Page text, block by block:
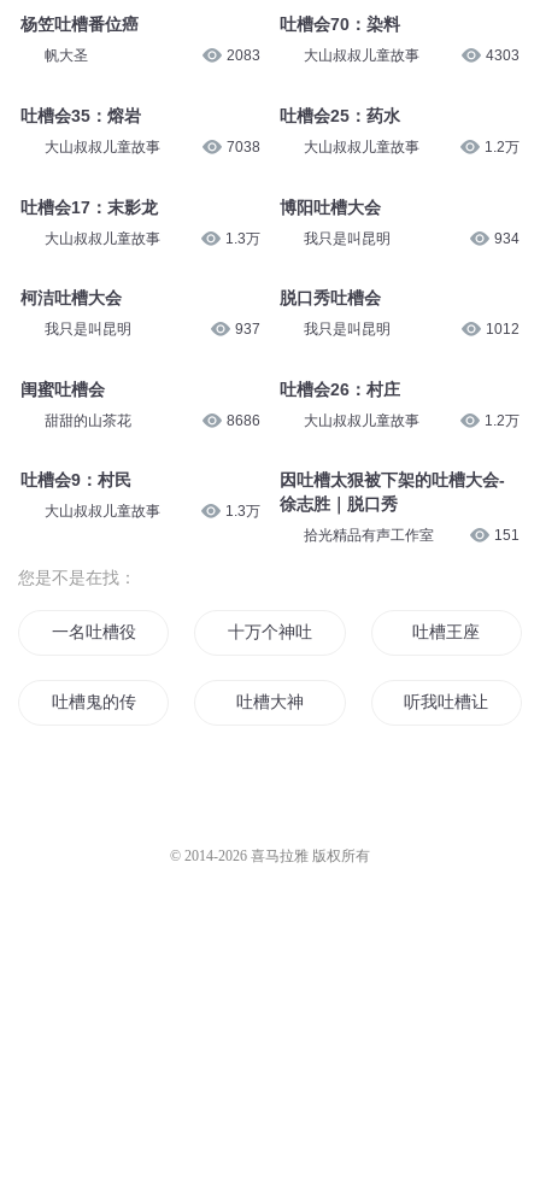
杨笠吐槽番位癌
帆大圣 2083
吐槽会35：熔岩
大山叔叔儿童故事 7038
吐槽会17：末影龙
大山叔叔儿童故事 1.3万
柯洁吐槽大会
我只是叫昆明 937
闺蜜吐槽会
甜甜的山茶花 8686
吐槽会9：村民
大山叔叔儿童故事 1.3万
吐槽会70：染料
大山叔叔儿童故事 4303
吐槽会25：药水
大山叔叔儿童故事 1.2万
博阳吐槽大会
我只是叫昆明 934
脱口秀吐槽会
我只是叫昆明 1012
吐槽会26：村庄
大山叔叔儿童故事 1.2万
因吐槽太狠被下架的吐槽大会-
徐志胜｜脱口秀
拾光精品有声工作室 151
您是不是在找：
一名吐槽役 十万个神吐槽 吐槽王座
吐槽鬼的传说 吐槽大神 听我吐槽让你爽
© 2014-2026 喜马拉雅 版权所有